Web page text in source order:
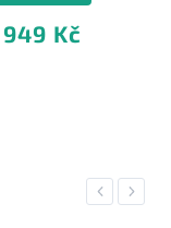
949 Kč
Previous
Next